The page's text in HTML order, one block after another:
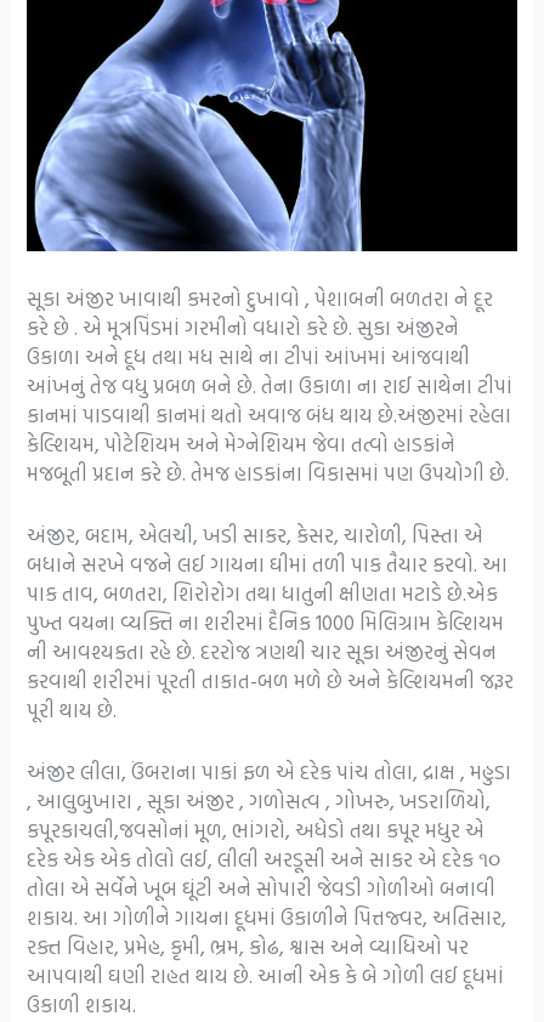
સૂકા અંજીર ખાવાથી કમરનો દુખાવો , પેશાબની બળતરા ને દૂર
કરે છે . એ મૂત્રપિંડમાં ગરમીનો વધારો કરે છે. સુકા અંજીરને
ઉકાળા અને દૂધ તથા મધ સાથે ના ટીપાં આંખમાં આંજવાથી
આંખનું તેજ વધુ પ્રબળ બને છે. તેના ઉકાળા ના રાઈ સાથેના ટીપાં
કાનમાં પાડવાથી કાનમાં થતો અવાજ બંધ થાય છે.અંજીરમાં રહેલા
કેલ્શિયમ, પોટેશિયમ અને મેગ્નેશિયમ જેવા તત્વો હાડકાંને
મજબૂતી પ્રદાન કરે છે. તેમજ હાડકાંના વિકાસમાં પણ ઉપયોગી છે.
અંજીર, બદામ, એલચી, ખડી સાકર, કેસર, ચારોળી, પિસ્તા એ
બધાને સરખે વજને લઈ ગાયના ઘીમાં તળી પાક તૈયાર કરવો. આ
પાક તાવ, બળતરા, શિરોરોગ તથા ધાતુની ક્ષીણતા મટાડે છે.એક
પુખ્ત વયના વ્યક્તિ ના શરીરમાં દૈનિક 1000 મિલિગ્રામ કેલ્શિયમ
ની આવશ્યકતા રહે છે. દરરોજ ત્રણથી ચાર સૂકા અંજીરનું સેવન
કરવાથી શરીરમાં પૂરતી તાકાત-બળ મળે છે અને કેલ્શિયમની જરૂર
પૂરી થાય છે.
અંજીર લીલા, ઉંબરાના પાકાં ફળ એ દરેક પાંચ તોલા, દ્રાક્ષ , મહુડા
, આલુબુખારા , સૂકા અંજીર , ગળોસત્વ , ગોખરુ, ખડરાળિયો,
કપૂરકાચલી,જવસોનાં મૂળ, ભાંગરો, અધેડો તથા કપૂર મધુર એ
દરેક એક એક તોલો લઈ, લીલી અરડૂસી અને સાકર એ દરેક ૧૦
તોલા એ સર્વેને ખૂબ ઘૂંટી અને સોપારી જેવડી ગોળીઓ બનાવી
શકાય. આ ગોળીને ગાયના દૂધમાં ઉકાળીને પિત્તજ્વર, અતિસાર,
રક્ત વિહાર, પ્રમેહ, કૃમી, ભ્રમ, કોઢ, શ્વાસ અને વ્યાધિઓ પર
આપવાથી ઘણી રાહત થાય છે. આની એક કે બે ગોળી લઈ દૂધમાં
ઉકાળી શકાય.